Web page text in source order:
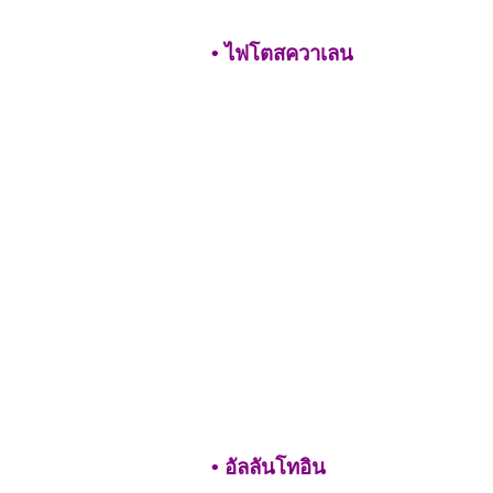
• ไฟโตสควาเลน
• อัลลันโทอิน